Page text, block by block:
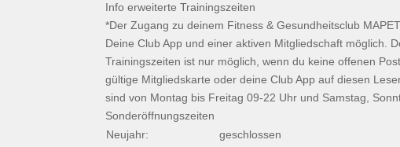
Info erweiterte Trainingszeiten
*Der Zugang zu deinem Fitness & Gesundheitsclub
Deine Club App und einer aktiven Mitgliedschaft möglich.
Trainingszeiten ist nur möglich, wenn du keine offenen
gültige Mitgliedskarte oder deine Club App auf diesen
sind von Montag bis Freitag 09-22 Uhr und Samstag,
Sonderöffnungszeiten
Neujahr:
geschlossen